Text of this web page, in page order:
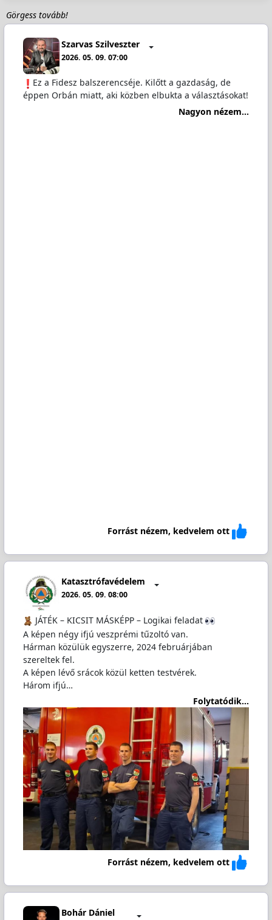
Görgess tovább!
Szarvas Szilveszter
2026. 05. 09. 07:00
️Ez a Fidesz balszerencséje. Kilőtt a gazdaság, de
éppen Orbán miatt, aki közben elbukta a választásokat!
Nagyon nézem...
Forrást nézem, kedvelem ott
Katasztrófavédelem
2026. 05. 09. 08:00
JÁTÉK – KICSIT MÁSKÉPP – Logikai feladat
A képen négy ifjú veszprémi tűzoltó van.
Hárman közülük egyszerre, 2024 februárjában
szereltek fel.
A képen lévő srácok közül ketten testvérek.
Három ifjú…
Folytatódik...
Forrást nézem, kedvelem ott
Bohár Dániel